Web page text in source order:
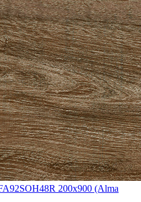
200x900 (Alma